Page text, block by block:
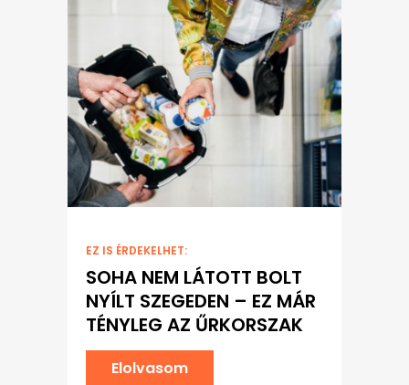
EZ IS ÉRDEKELHET:
SOHA NEM LÁTOTT BOLT
NYÍLT SZEGEDEN – EZ MÁR
TÉNYLEG AZ ŰRKORSZAK
Elolvasom